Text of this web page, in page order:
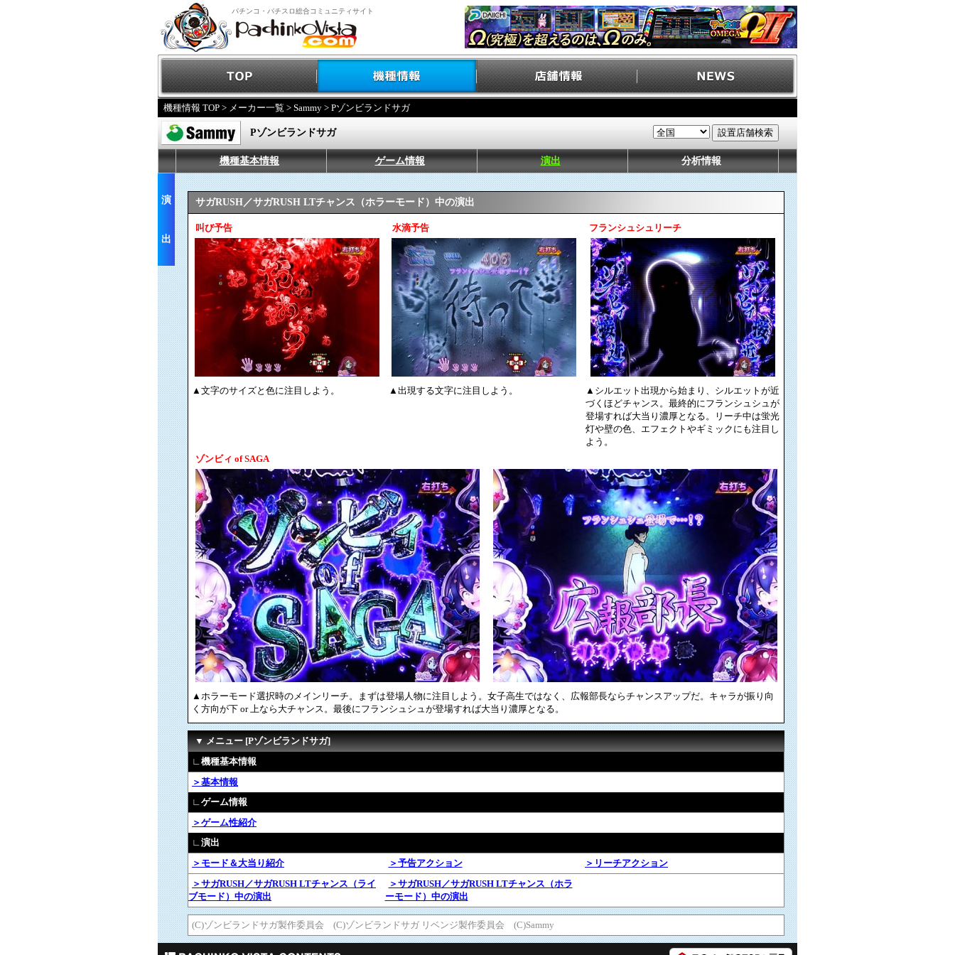
パチンコ・パチスロ総合コミュニティサイト
機種情報 TOP > メーカー一覧 > Sammy > Pゾンビランドサガ
Pゾンビランドサガ
機種基本情報 ゲーム情報 演出 分析情報
演
出
サガRUSH／サガRUSH LTチャンス（ホラーモード）中の演出
叫び予告 水滴予告 フランシュシュリーチ
▲文字のサイズと色に注目しよう。 ▲出現する文字に注目しよう。
▲シルエット出現から始まり、シルエットが近
づくほどチャンス。最終的にフランシュシュが
登場すれば大当り濃厚となる。リーチ中は蛍光
灯や壁の色、エフェクトやギミックにも注目し
よう。
ゾンビィ of SAGA
▲ホラーモード選択時のメインリーチ。まずは登場人物に注目しよう。女子高生ではなく、広報部長ならチャンスアップだ。キャラが振り向
く方向が下 or 上なら大チャンス。最後にフランシュシュが登場すれば大当り濃厚となる。
▼ メニュー [Pゾンビランドサガ]
∟機種基本情報
＞基本情報
∟ゲーム情報
＞ゲーム性紹介
∟演出
＞モード＆大当り紹介
＞予告アクション
＞リーチアクション
＞サガRUSH／サガRUSH LTチャンス（ライ
ブモード）中の演出
＞サガRUSH／サガRUSH LTチャンス（ホラ
ーモード）中の演出
(C)ゾンビランドサガ製作委員会 (C)ゾンビランドサガ リベンジ製作委員会 (C)Sammy